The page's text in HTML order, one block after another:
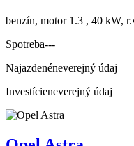
benzín, motor 1.3 , 40 kW,
Spotreba---
Najazdenéneverejný údaj
Investícieneverejný údaj